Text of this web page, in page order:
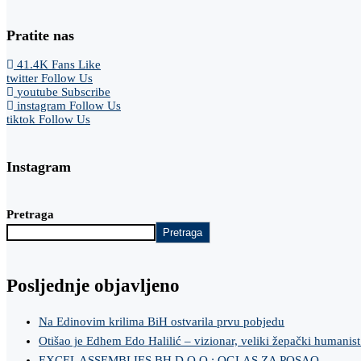
Pratite nas
41.4K Fans Like
twitter Follow Us
youtube Subscribe
instagram Follow Us
tiktok Follow Us
Instagram
Pretraga
Pretraga
Posljednje objavljeno
Na Edinovim krilima BiH ostvarila prvu pobjedu
Otišao je Edhem Edo Halilić – vizionar, veliki žepački